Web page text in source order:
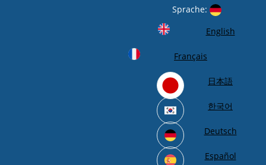
Sprache:
English
Français
日本語
한국어
Deutsch
Español